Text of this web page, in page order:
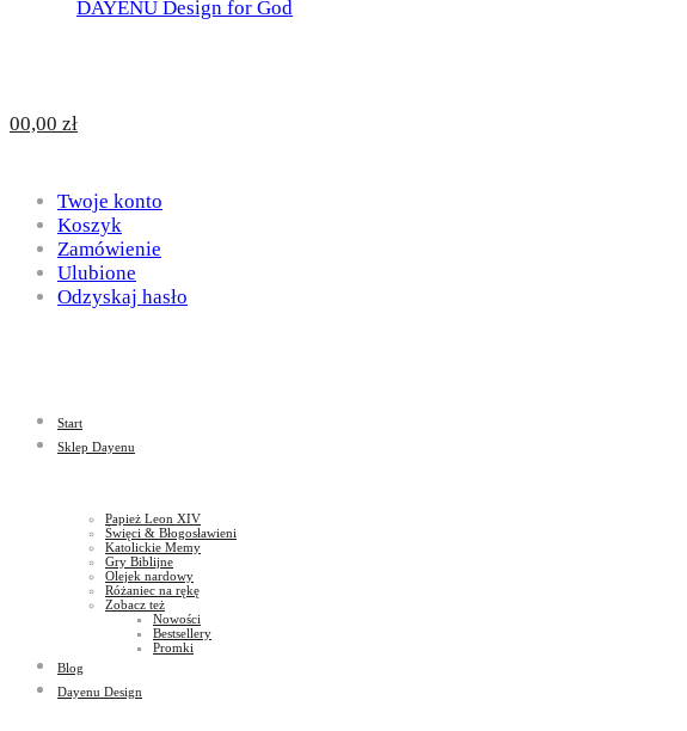
for
God
DAYENU
Design
God
00,00 zł
Twoje konto
Koszyk
Zamówienie
Ulubione
Odzyskaj hasło
Start
Sklep Dayenu
Papież Leon XIV
Święci & Błogosławieni
Katolickie Memy
Gry Biblijne
Olejek nardowy
Różaniec na rękę
Zobacz też
Nowości
Bestsellery
Promki
Blog
Dayenu Design